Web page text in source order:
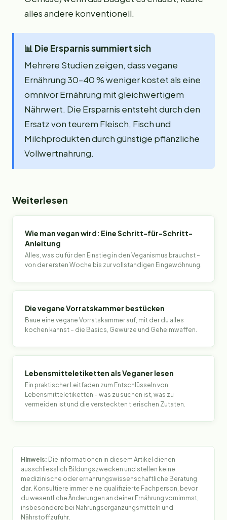
alles andere konventionell.
📊 Die Ersparnis summiert sich
Mehrere Studien zeigen, dass vegane
Ernährung 30–40 % weniger kostet als eine
omnivor Ernährung mit gleichwertigem
Nährwert. Die Ersparnis entsteht durch den
Ersatz von teurem Fleisch, Fisch und
Milchprodukten durch günstige pflanzliche
Vollwertnahrung.
Weiterlesen
Wie man vegan wird: Eine Schritt-für-Schritt-
Anleitung
Alles, was du für den Einstieg in den Veganismus brauchst –
von der ersten Woche bis zur vollständigen Eingewöhnung.
Die vegane Vorratskammer bestücken
Baue eine vegane Vorratskammer auf, mit der du alles
kochen kannst – die Basics, Gewürze und Geheimwaffen.
Lebensmitteletiketten als Veganer lesen
Ein praktischer Leitfaden zum Entschlüsseln von
Lebensmitteletiketten – was zu suchen ist, was zu
vermeiden ist und die versteckten tierischen Zutaten.
Hinweis: Die Informationen in diesem Artikel dienen
ausschliesslich Bildungszwecken und stellen keine
medizinische oder ernährungswissenschaftliche Beratung
dar. Konsultiere immer eine qualifizierte Fachperson, bevor
du wesentliche Änderungen an deiner Ernährung vornimmst,
insbesondere bei Nahrungsergänzungsmitteln und
Nährstoffzufuhr.